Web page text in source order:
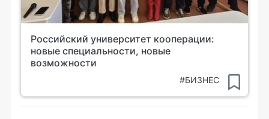
Российский университет кооперации:
новые специальности, новые
возможности
#БИЗНЕС